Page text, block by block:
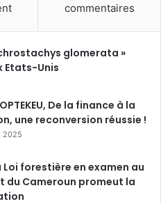
commentaires
glomerata »
Etats-Unis
De la finance à la
une reconversion réussie !
2025
Loi forestière en examen au
du Cameroun promeut la